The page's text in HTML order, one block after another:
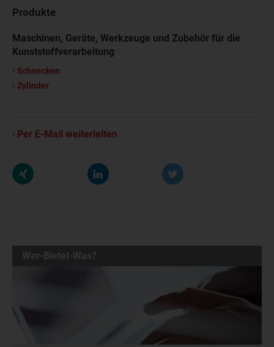
Produkte
Maschinen, Geräte, Werkzeuge und Zubehör für die
Kunststoffverarbeitung
Schnecken
Zylinder
Per E-Mail weiterleiten
Wer-Bietet-Was?